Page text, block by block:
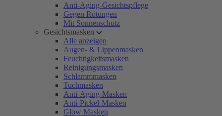
Anti-Aging-Gesichtspflege
Gegen Rötungen
Mit Sonnenschutz
Gesichtsmasken
Alle anzeigen
Augen- & Lippenmasken
Feuchtigkeitsmasken
Reinigungsmasken
Schlammmasken
Tuchmasken
Anti-Aging-Masken
Anti-Pickel-Masken
Glow Masken